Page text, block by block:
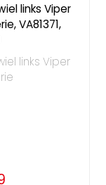
links Viper
VA81371,
links Viper